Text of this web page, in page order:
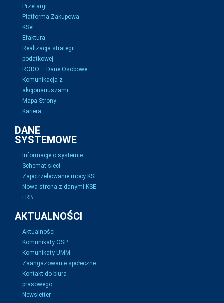
Przetargi
Platforma Zakupowa
KSeF
Efaktura
Realizacja strategii
podatkowej
RODO – Dane Osobowe
Komunikacja z
akcjonariuszami
Mapa Strony
Kariera
DANE
SYSTEMOWE
Informacje o systemie
Schemat sieci
Zapotrzebowanie mocy KSE
Nowa strona z danymi KSE
i RB
AKTUALNOŚCI
Aktualności
Komunikaty OSP
Komunikaty UMM
Zaangażowanie społeczne
Kontakt do biura
prasowego
Newsletter